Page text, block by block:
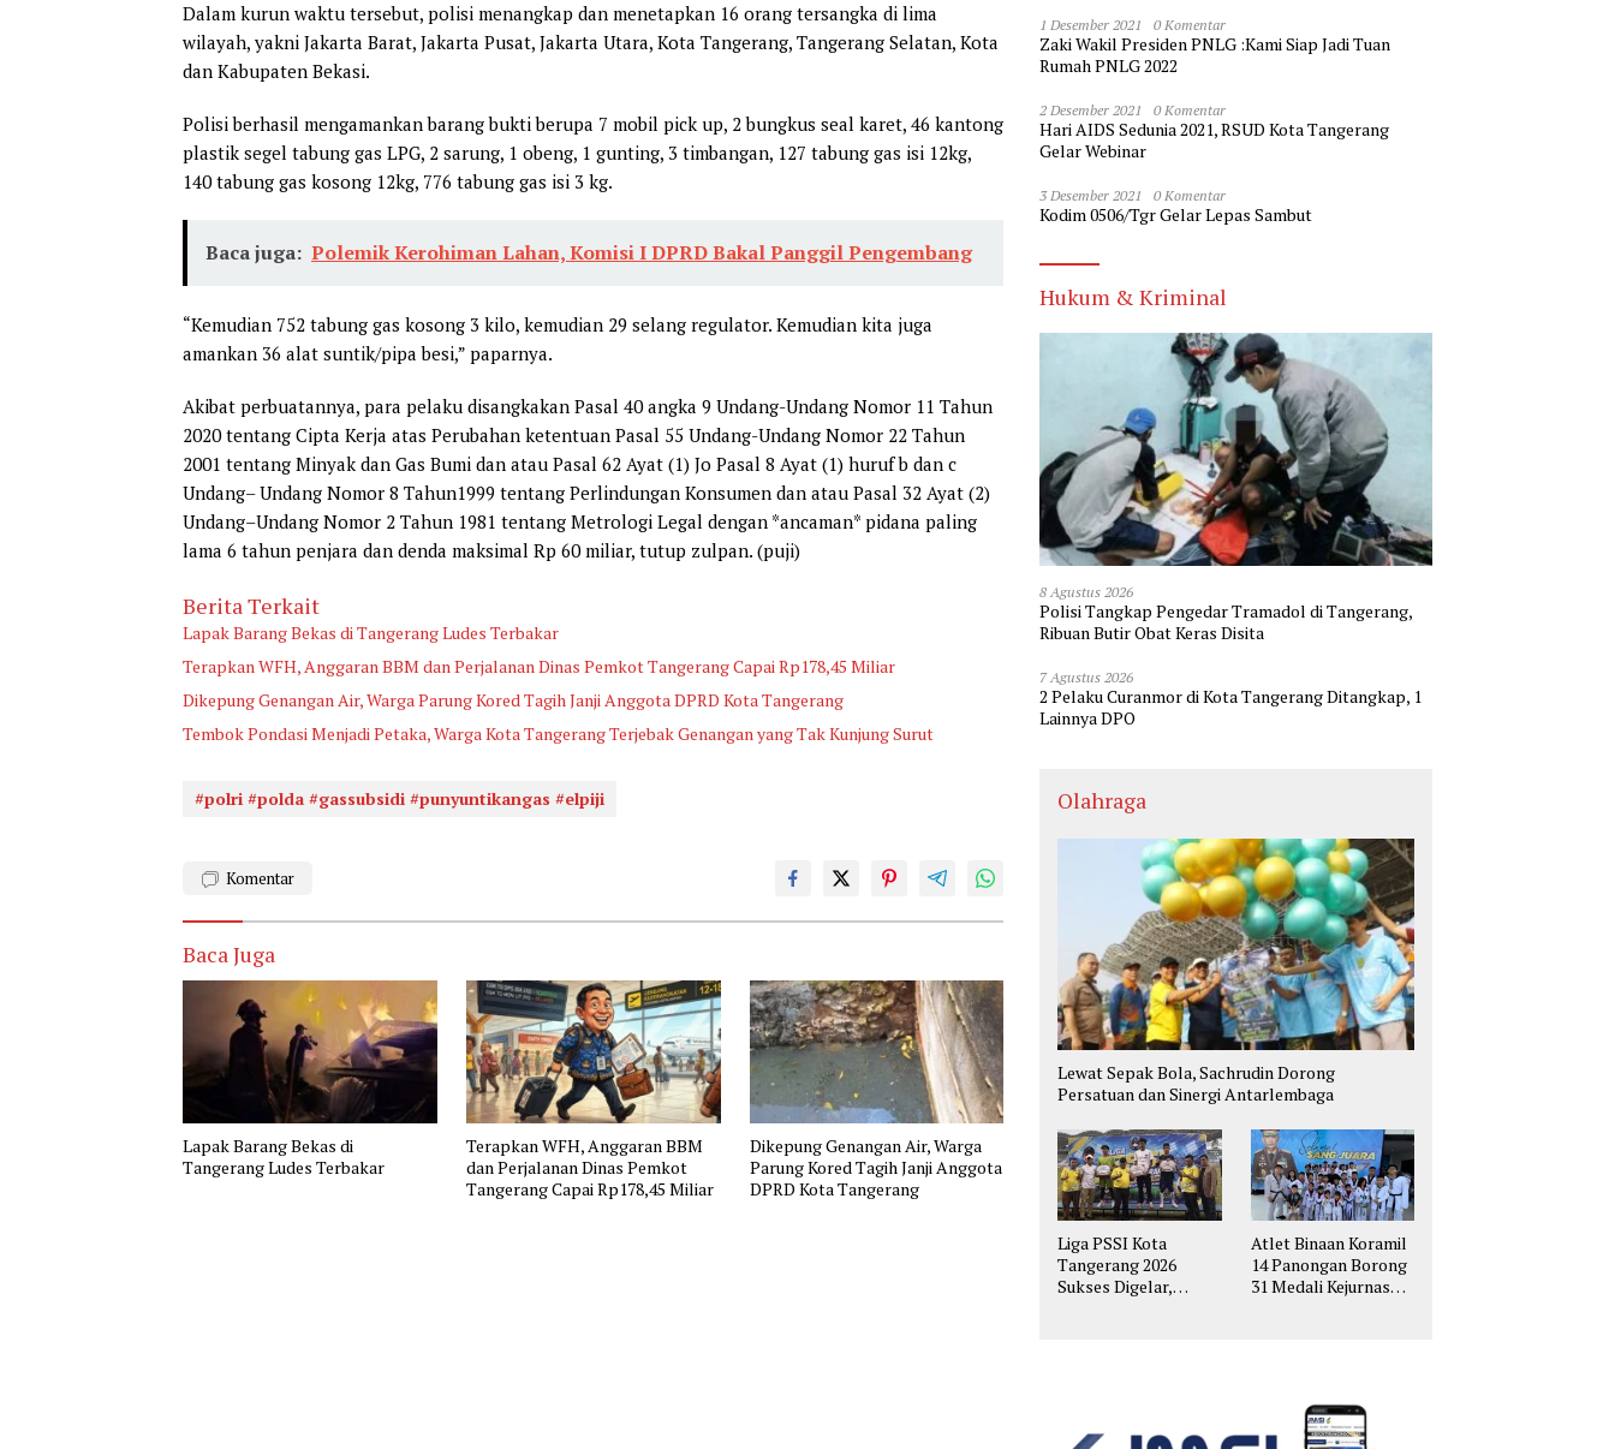
Dalam kurun waktu tersebut, polisi menangkap dan menetapkan 16 orang tersangka di lima
wilayah, yakni Jakarta Barat, Jakarta Pusat, Jakarta Utara, Kota Tangerang, Tangerang Selatan, Kota
dan Kabupaten Bekasi.
Polisi berhasil mengamankan barang bukti berupa 7 mobil pick up, 2 bungkus seal karet, 46 kantong
plastik segel tabung gas LPG, 2 sarung, 1 obeng, 1 gunting, 3 timbangan, 127 tabung gas isi 12kg,
140 tabung gas kosong 12kg, 776 tabung gas isi 3 kg.
Baca juga: Polemik Kerohiman Lahan, Komisi I DPRD Bakal Panggil Pengembang
“Kemudian 752 tabung gas kosong 3 kilo, kemudian 29 selang regulator. Kemudian kita juga
amankan 36 alat suntik/pipa besi,” paparnya.
Akibat perbuatannya, para pelaku disangkakan Pasal 40 angka 9 Undang-Undang Nomor 11 Tahun
2020 tentang Cipta Kerja atas Perubahan ketentuan Pasal 55 Undang-Undang Nomor 22 Tahun
2001 tentang Minyak dan Gas Bumi dan atau Pasal 62 Ayat (1) Jo Pasal 8 Ayat (1) huruf b dan c
Undang– Undang Nomor 8 Tahun1999 tentang Perlindungan Konsumen dan atau Pasal 32 Ayat (2)
Undang–Undang Nomor 2 Tahun 1981 tentang Metrologi Legal dengan *ancaman* pidana paling
lama 6 tahun penjara dan denda maksimal Rp 60 miliar, tutup zulpan. (puji)
Berita Terkait
Lapak Barang Bekas di Tangerang Ludes Terbakar
Terapkan WFH, Anggaran BBM dan Perjalanan Dinas Pemkot Tangerang Capai Rp178,45 Miliar
Dikepung Genangan Air, Warga Parung Kored Tagih Janji Anggota DPRD Kota Tangerang
Tembok Pondasi Menjadi Petaka, Warga Kota Tangerang Terjebak Genangan yang Tak Kunjung Surut
#polri #polda #gassubsidi #punyuntikangas #elpiji
Komentar
Baca Juga
Lapak Barang Bekas di
Tangerang Ludes Terbakar
Terapkan WFH, Anggaran BBM
dan Perjalanan Dinas Pemkot
Tangerang Capai Rp178,45 Miliar
Dikepung Genangan Air, Warga
Parung Kored Tagih Janji Anggota
DPRD Kota Tangerang
1 Desember 2021 0 Komentar
Zaki Wakil Presiden PNLG :Kami Siap Jadi Tuan
Rumah PNLG 2022
2 Desember 2021 0 Komentar
Hari AIDS Sedunia 2021, RSUD Kota Tangerang
Gelar Webinar
3 Desember 2021 0 Komentar
Kodim 0506/Tgr Gelar Lepas Sambut
Hukum & Kriminal
8 Agustus 2026
Polisi Tangkap Pengedar Tramadol di Tangerang,
Ribuan Butir Obat Keras Disita
7 Agustus 2026
2 Pelaku Curanmor di Kota Tangerang Ditangkap, 1
Lainnya DPO
Olahraga
Lewat Sepak Bola, Sachrudin Dorong
Persatuan dan Sinergi Antarlembaga
Liga PSSI Kota
Tangerang 2026
Sukses Digelar,
Atlet Binaan Koramil
14 Panongan Borong
31 Medali Kejurnas